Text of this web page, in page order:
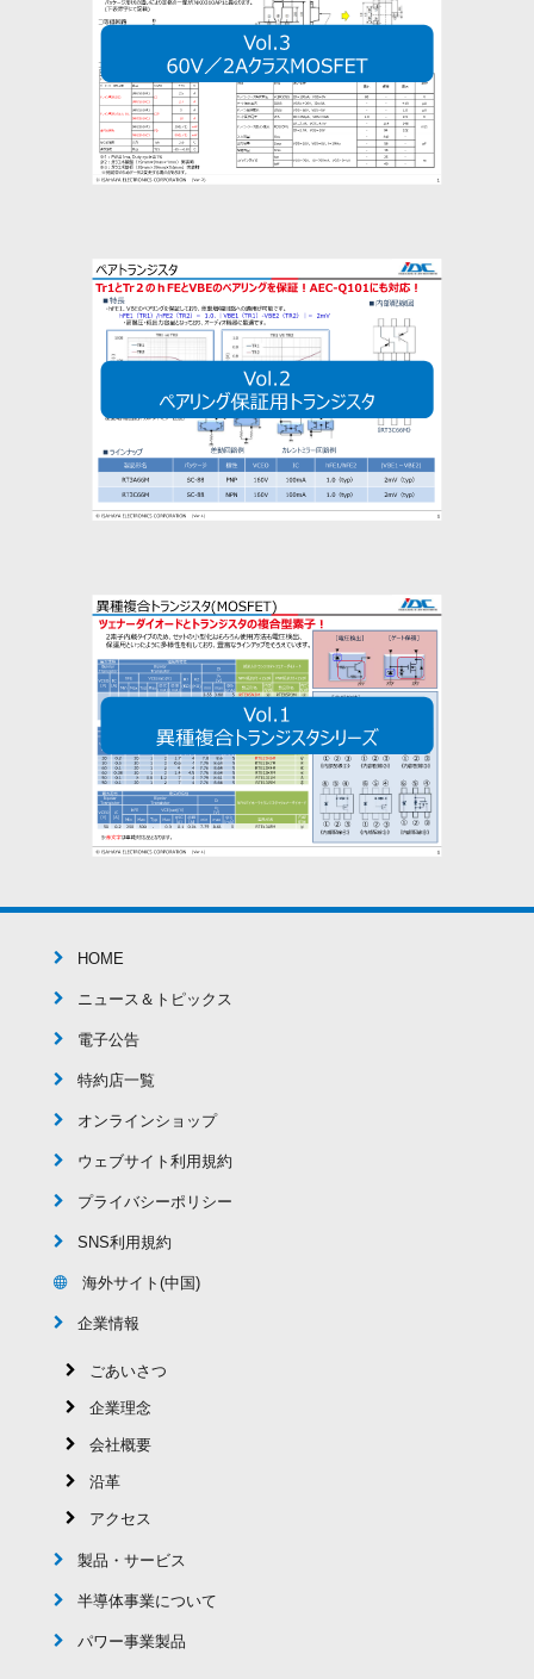
HOME
ニュース＆トピックス
電子公告
特約店一覧
オンラインショップ
ウェブサイト利用規約
プライバシーポリシー
SNS利用規約
海外サイト(中国)
企業情報
ごあいさつ
企業理念
会社概要
沿革
アクセス
製品・サービス
半導体事業について
パワー事業製品